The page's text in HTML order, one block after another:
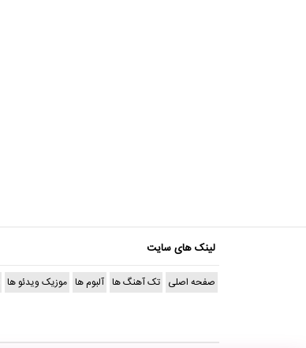
لینک های سایت
صفحه اصلی تک آهنگ ها آلبوم ها موزیک ویدئو ها